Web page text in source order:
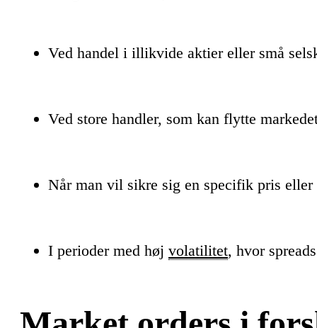
Ved handel i illikvide aktier eller små
Ved store handler, som kan flytte
Når man vil sikre sig en specifik pris eller
I perioder med høj volatilitet, hvor